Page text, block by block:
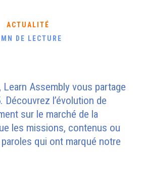
ACTUALITÉ
DE LECTURE
Learn Assembly vous partage
l’évolution de
sur le marché de la
les missions, contenus ou
qui ont marqué notre